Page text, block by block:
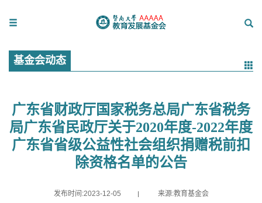
基金会动态
广东省财政厅国家税务总局广东省税务
局广东省民政厅关于2020年度-2022年度
广东省省级公益性社会组织捐赠税前扣
除资格名单的公告
发布时间:2023-12-05 来源:教育基金会